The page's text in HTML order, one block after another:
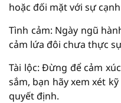
hoặc đối mặt với sự
Tình cảm: Ngày ngũ
cảm lứa đôi chưa thực
Tài lộc: Đừng để cảm
sắm, bạn hãy xem xét
quyết định.